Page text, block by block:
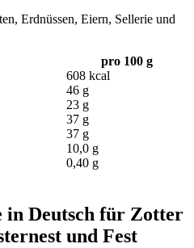
Erdnüssen, Eiern, Sellerie und
pro 100 g
608 kcal
46 g
23 g
37 g
37 g
10,0 g
0,40 g
in Deutsch für Zotter
und Fest